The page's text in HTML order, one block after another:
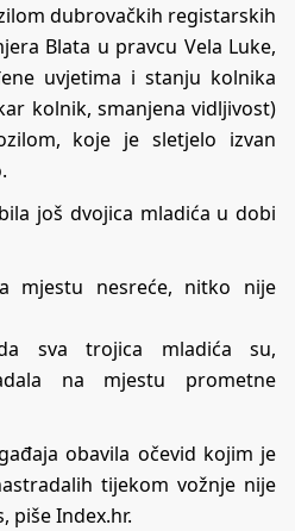
dubrovačkih registarskih
Blata u pravcu Vela Luke,
uvjetima i stanju kolnika
kolnik, smanjena vidljivost)
koje je sletjelo izvan
još dvojica mladića u dobi
mjestu nesreće, nitko nije
sva trojica mladića su,
na mjestu prometne
obavila očevid kojim je
tijekom vožnje nije
pišeIndex.hr.